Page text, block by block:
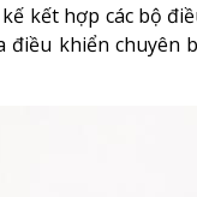
kết hợp các bộ
điều khiển